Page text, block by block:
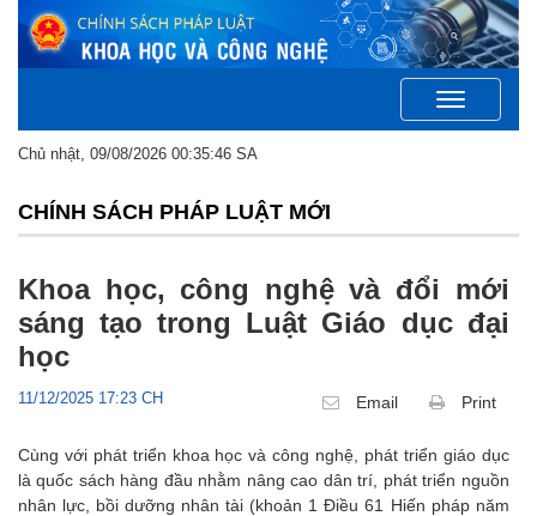
Toggle
navigation
Chủ nhật, 09/08/2026 00:35:46 SA
CHÍNH SÁCH PHÁP LUẬT MỚI
Khoa học, công nghệ và đổi mới
sáng tạo trong Luật Giáo dục đại
học
11/12/2025 17:23 CH Email Print
Cùng với phát triển khoa học và công nghệ, phát triển giáo dục
là quốc sách hàng đầu nhằm nâng cao dân trí, phát triển nguồn
nhân lực, bồi dưỡng nhân tài (khoản 1 Điều 61 Hiến pháp năm